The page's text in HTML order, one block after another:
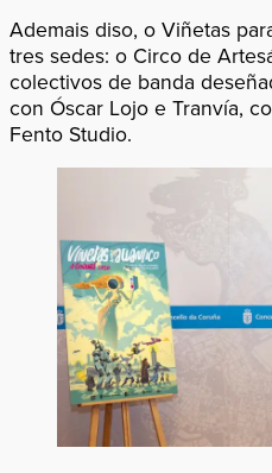
Ademais diso, o Viñetas
tres sedes: o Circo de
colectivos de banda
con Óscar Lojo e Tranvía,
Fento Studio.